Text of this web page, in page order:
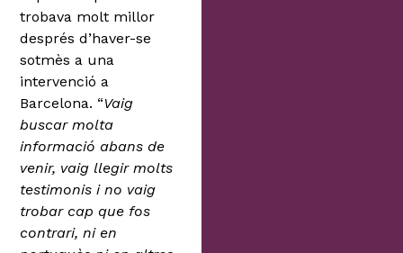
trobava molt millor
després d’haver-se
sotmès a una
intervenció a
Barcelona. “Vaig
buscar molta
informació abans de
venir, vaig llegir molts
testimonis i no vaig
trobar cap que fos
contrari, ni en